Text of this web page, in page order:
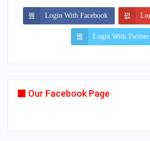
Login With Facebook
Login With Twitter
Our Facebook Page